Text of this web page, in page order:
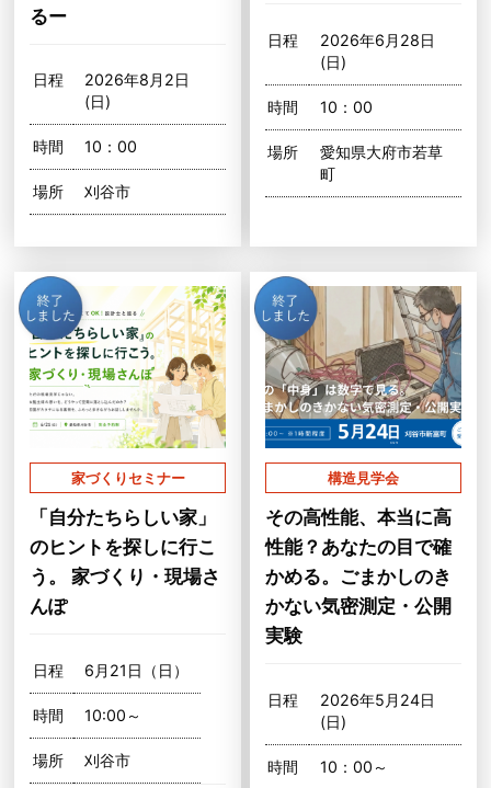
るー
日程
2026年8月2日
(日)
時間 10：00
場所 刈谷市
日程
2026年6月28日
(日)
時間 10：00
場所
愛知県大府市若草
町
家づくりセミナー
「自分たちらしい家」
のヒントを探しに行こ
う。 家づくり・現場さ
んぽ
日程 6月21日（日）
時間 10:00～
場所 刈谷市
構造見学会
その高性能、本当に高
性能？あなたの目で確
かめる。ごまかしのき
かない気密測定・公開
実験
日程
2026年5月24日
(日)
時間 10：00～